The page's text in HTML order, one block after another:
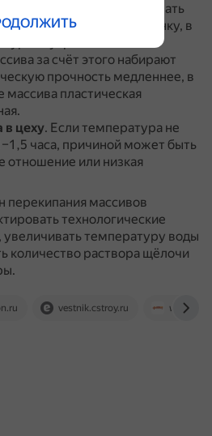
формы, начинают отдавать
металлическую стенку, в
внутри массива
за счёт этого набирают
прочность медленнее, в
массива пластическая
в цеху. Если температура не
часа, причиной может быть
отношение или низкая
перекипания массивов
технологические
температуру воды
количество раствора щёлочи
vestnik.cstroy.ru